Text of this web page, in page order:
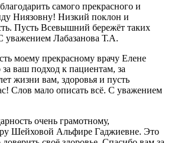
самого прекрасного и
Ниязовну! Низкий поклон и
Пусть Всевышний бережёт таких
уважением Лабазанова Т.А.
моему прекрасному врачу Елене
ваш подход к пациентам, за
жизни вам, здоровья и пусть
Слов мало описать всё. С уважением
очень грамотному,
Шейховой Альфире Гаджиевне. Это